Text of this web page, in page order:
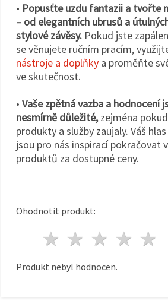
• Popusťte uzdu fantazii a tvořte
– od elegantních ubrusů a
stylové závěsy. Pokud jste
se věnujete ručním pracím,
nástroje a doplňky a proměňte
ve skutečnost.
• Vaše zpětná vazba a hodnocení
nesmírně důležité,zejména
produkty a služby zaujaly. Váš
jsou pro nás inspirací pokračovat
produktů za dostupné ceny.
Ohodnotit produkt:
4
3
2 hvězdy
1 hvězda
Produkt nebyl hodnocen.